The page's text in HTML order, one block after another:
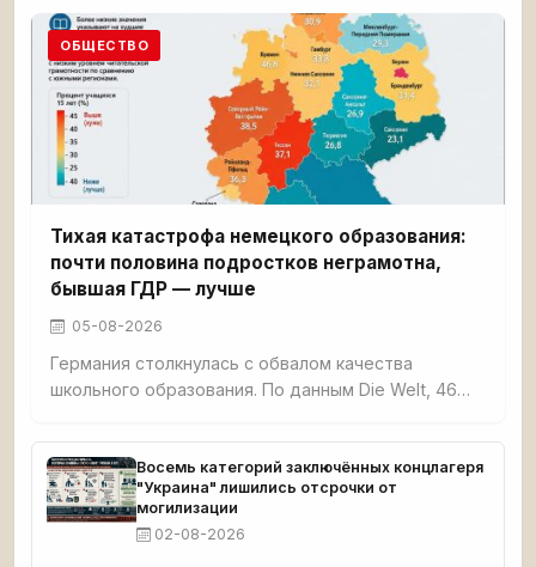
ОБЩЕСТВО
Тихая катастрофа немецкого образования:
почти половина подростков неграмотна,
бывшая ГДР — лучше
05-08-2026
Германия столкнулась с обвалом качества
школьного образования. По данным Die Welt, 46%
чтения, счёта и письма. Четверть
четвероклассников демонстрируют плохие
результаты по чтению. Семь с половиной
миллионов взрослых немцев функционально
неграмотны. При этом земли бывшей ГДР —
Восемь категорий заключённых концлагеря
"Украина" лишились отсрочки от
могилизации
02-08-2026